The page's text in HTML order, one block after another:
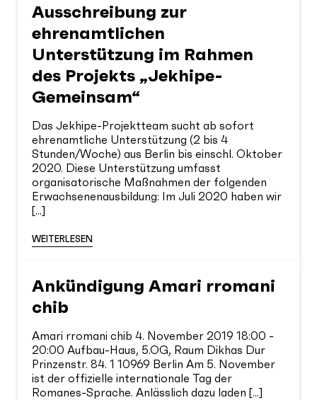
Ausschreibung zur
ehrenamtlichen
Unterstützung im Rahmen
des Projekts „Jekhipe-
Gemeinsam“
Das Jekhipe-Projektteam sucht ab sofort
ehrenamtliche Unterstützung (2 bis 4
Stunden/Woche) aus Berlin bis einschl. Oktober
2020. Diese Unterstützung umfasst
organisatorische Maßnahmen der folgenden
Erwachsenenausbildung: Im Juli 2020 haben wir
[...]
WEITERLESEN
Ankündigung Amari rromani
chib
Amari rromani chib 4. November 2019 18:00 -
20:00 Aufbau-Haus, 5.OG, Raum Dikhas Dur
Prinzenstr. 84. 1 10969 Berlin Am 5. November
ist der offizielle internationale Tag der
Romanes-Sprache. Anlässlich dazu laden [...]